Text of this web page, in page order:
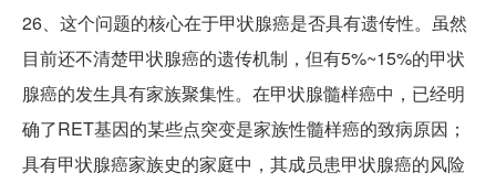
26、这个问题的核心在于甲状腺癌是否具有遗传性。虽然
目前还不清楚甲状腺癌的遗传机制，但有5%~15%的甲状
腺癌的发生具有家族聚集性。在甲状腺髓样癌中，已经明
确了RET基因的某些点突变是家族性髓样癌的致病原因；
具有甲状腺癌家族史的家庭中，其成员患甲状腺癌的风险